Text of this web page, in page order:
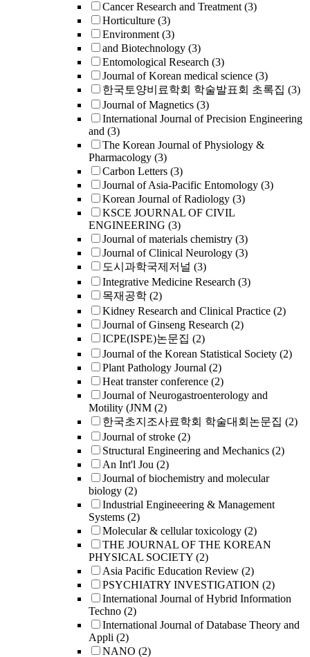
Cancer Research and Treatment (3)
Horticulture (3)
Environment (3)
and Biotechnology (3)
Entomological Research (3)
Journal of Korean medical science (3)
한국토양비료학회 학술발표회 초록집 (3)
Journal of Magnetics (3)
International Journal of Precision Engineering
and (3)
The Korean Journal of Physiology &
Pharmacology (3)
Carbon Letters (3)
Journal of Asia-Pacific Entomology (3)
Korean Journal of Radiology (3)
KSCE JOURNAL OF CIVIL
ENGINEERING (3)
Journal of materials chemistry (3)
Journal of Clinical Neurology (3)
도시과학국제저널 (3)
Integrative Medicine Research (3)
목재공학 (2)
Kidney Research and Clinical Practice (2)
Journal of Ginseng Research (2)
ICPE(ISPE)논문집 (2)
Journal of the Korean Statistical Society (2)
Plant Pathology Journal (2)
Heat transter conference (2)
Journal of Neurogastroenterology and
Motility (JNM (2)
한국초지조사료학회 학술대회논문집 (2)
Journal of stroke (2)
Structural Engineering and Mechanics (2)
An Int'l Jou (2)
Journal of biochemistry and molecular
biology (2)
Industrial Engineeering & Management
Systems (2)
Molecular & cellular toxicology (2)
THE JOURNAL OF THE KOREAN
PHYSICAL SOCIETY (2)
Asia Pacific Education Review (2)
PSYCHIATRY INVESTIGATION (2)
International Journal of Hybrid Information
Techno (2)
International Journal of Database Theory and
Appli (2)
NANO (2)